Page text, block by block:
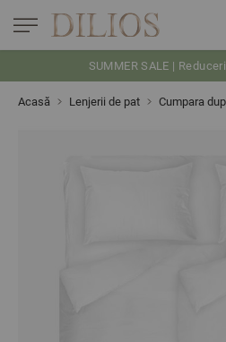
SUMMER SALE |
Acasă Lenjerii de pat Cumpara